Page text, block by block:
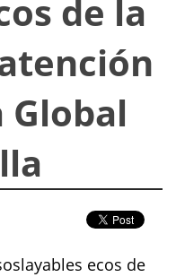
de la
Global
ecos de